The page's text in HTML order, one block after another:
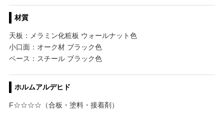
材質
天板：メラミン化粧板 ウォールナット色
小口面：オーク材 ブラック色
ベース：スチール ブラック色
ホルムアルデヒド
F☆☆☆☆（合板・塗料・接着剤）